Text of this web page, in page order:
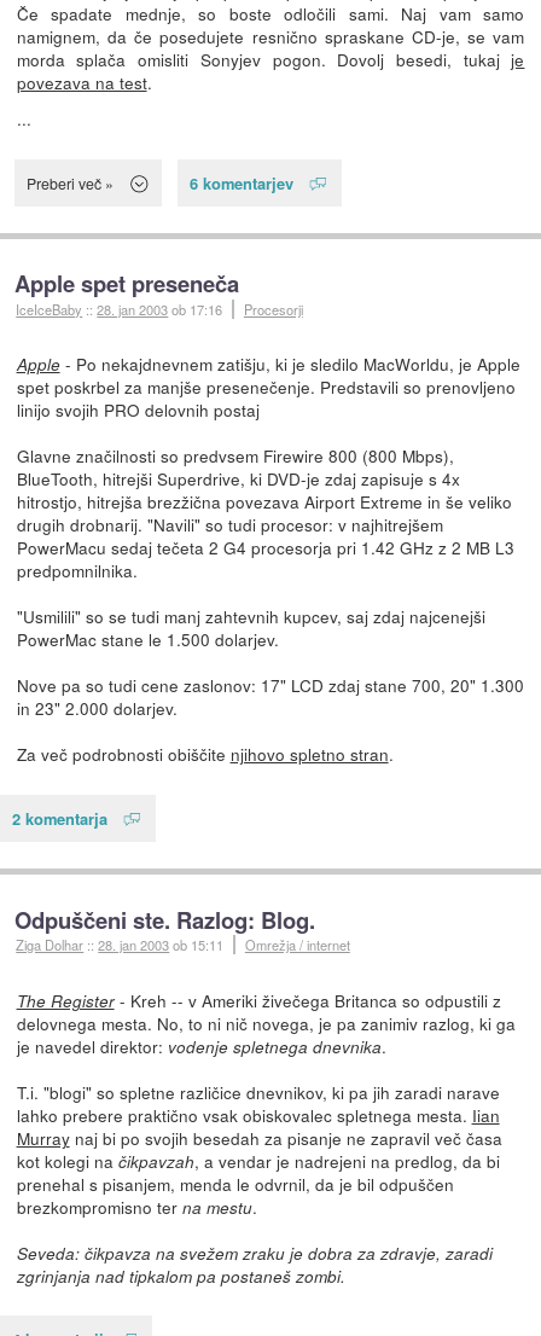
Če spadate mednje, so boste odločili sami. Naj vam samo
namignem, da če posedujete resnično spraskane CD-je, se vam
morda splača omisliti Sonyjev pogon. Dovolj besedi, tukajje
povezava na test.
...
Preberi več » 6 komentarjev
Apple spet preseneča
IceIceBaby ::28. jan 2003ob 17:16 Procesorji
Apple- Po nekajdnevnem zatišju, ki je sledilo MacWorldu, je Apple
spet poskrbel za manjše presenečenje. Predstavili so prenovljeno
linijo svojih PRO delovnih postaj
Glavne značilnosti so predvsem Firewire 800 (800 Mbps),
BlueTooth, hitrejši Superdrive, ki DVD-je zdaj zapisuje s 4x
hitrostjo, hitrejša brezžična povezava Airport Extreme in še veliko
drugih drobnarij. "Navili" so tudi procesor: v najhitrejšem
PowerMacu sedaj tečeta 2 G4 procesorja pri 1.42 GHz z 2 MB L3
predpomnilnika.
"Usmilili" so se tudi manj zahtevnih kupcev, saj zdaj najcenejši
PowerMac stane le 1.500 dolarjev.
Nove pa so tudi cene zaslonov: 17" LCD zdaj stane 700, 20" 1.300
in 23" 2.000 dolarjev.
Za več podrobnosti obiščite njihovo spletno stran.
2 komentarja
Odpuščeni ste. Razlog: Blog.
Ziga Dolhar ::28. jan 2003ob 15:11 Omrežja / internet
The Register- Kreh -- v Ameriki živečega Britanca so odpustili z
delovnega mesta. No, to ni nič novega, je pa zanimiv razlog, ki ga
je navedel direktor: vodenje spletnega dnevnika.
T.i. "blogi" so spletne različice dnevnikov, ki pa jih zaradi narave
lahko prebere praktično vsak obiskovalec spletnega mesta. Iian
Murraynaj bi po svojih besedah za pisanje ne zapravil več časa
kot kolegi na čikpavzah, a vendar je nadrejeni na predlog, da bi
prenehal s pisanjem, menda le odvrnil, da je bil odpuščen
brezkompromisno ter na mestu.
Seveda: čikpavza na svežem zraku je dobra za zdravje, zaradi
zgrinjanja nad tipkalom pa postaneš zombi.